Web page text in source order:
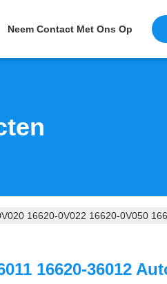
Neem Contact Met Ons Op
16620-0V022 16620-0V050
16620-36012